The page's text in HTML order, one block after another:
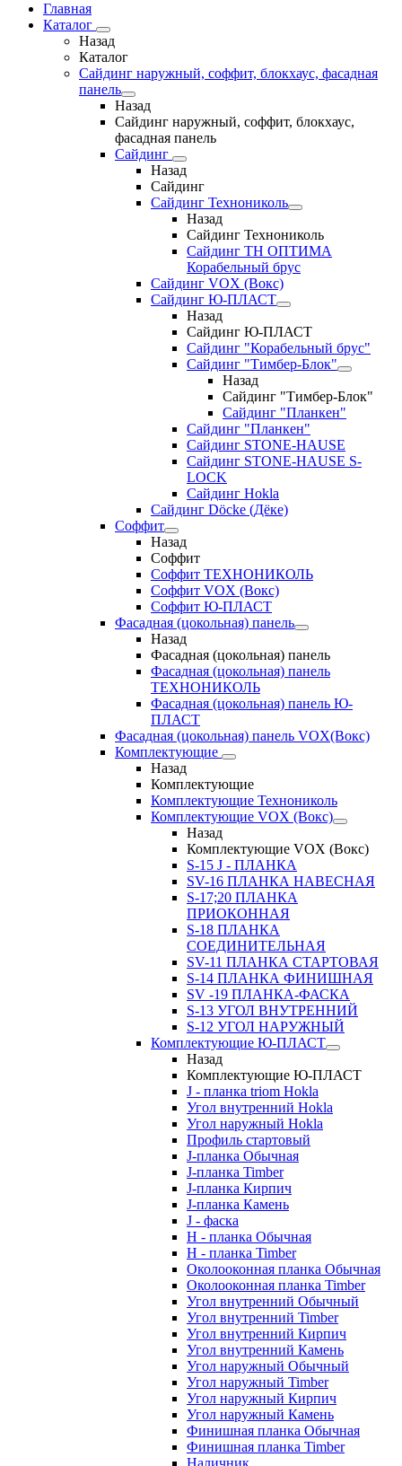
Главная
Каталог
Назад
Каталог
Сайдинг наружный, соффит, блокхаус, фасадная
панель
Назад
Сайдинг наружный, соффит, блокхаус,
фасадная панель
Сайдинг
Назад
Сайдинг
Сайдинг Технониколь
Назад
Сайдинг Технониколь
Сайдинг ТН ОПТИМА
Корабельный брус
Сайдинг VOX (Вокс)
Сайдинг Ю-ПЛАСТ
Назад
Сайдинг Ю-ПЛАСТ
Сайдинг "Корабельный брус"
Сайдинг "Тимбер-Блок"
Назад
Сайдинг "Тимбер-Блок"
Сайдинг "Планкен"
Сайдинг "Планкен"
Сайдинг STONE-HAUSE
Сайдинг STONE-HAUSE S-
LOCK
Сайдинг Hokla
Сайдинг Döcke (Дёке)
Соффит
Назад
Соффит
Соффит ТЕХНОНИКОЛЬ
Соффит VOX (Вокс)
Соффит Ю-ПЛАСТ
Фасадная (цокольная) панель
Назад
Фасадная (цокольная) панель
Фасадная (цокольная) панель
ТЕХНОНИКОЛЬ
Фасадная (цокольная) панель Ю-
ПЛАСТ
Фасадная (цокольная) панель VOX(Вокс)
Комплектующие
Назад
Комплектующие
Комплектующие Технониколь
Комплектующие VOX (Вокс)
Назад
Комплектующие VOX (Вокс)
S-15 J - ПЛАНКА
SV-16 ПЛАНКА НАВЕСНАЯ
S-17;20 ПЛАНКА
ПРИОКОННАЯ
S-18 ПЛАНКА
СОЕДИНИТЕЛЬНАЯ
SV-11 ПЛАНКА СТАРТОВАЯ
S-14 ПЛАНКА ФИНИШНАЯ
SV -19 ПЛАНКА-ФАСКА
S-13 УГОЛ ВНУТРЕННИЙ
S-12 УГОЛ НАРУЖНЫЙ
Комплектующие Ю-ПЛАСТ
Назад
Комплектующие Ю-ПЛАСТ
J - планка triom Hokla
Угол внутренний Hokla
Угол наружный Hokla
Профиль стартовый
J-планка Обычная
J-планка Timber
J-планка Кирпич
J-планка Камень
J - фаска
Н - планка Обычная
Н - планка Timber
Околооконная планка Обычная
Околооконная планка Timber
Угол внутренний Обычный
Угол внутренний Timber
Угол внутренний Кирпич
Угол внутренний Камень
Угол наружный Обычный
Угол наружный Timber
Угол наружный Кирпич
Угол наружный Камень
Финишная планка Обычная
Финишная планка Timber
Наличник